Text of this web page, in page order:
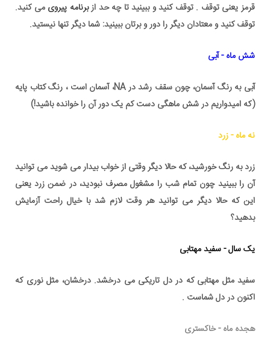
قرمز یعنی توقف . توقف کنید و ببینید تا چه حد ازبرنامه پیروی می کنید.
توقف کنید ومعتادان دیگررا دور و برتان ببینید: شما دیگر تنها نیستید.
شش ماه - آبی
آبی به رنگ آسمان، چونسقف رشد در NA
، آسمان است ، رنگ کتاب پایه
(که امیدواریم در شش ماهگی دست کم یک دور آن را خوانده باشید!)
نه ماه - زرد
زرد به رنگ خورشید، که حالا دیگر وقتی از خواب بیدار می شوید می توانید
آن را ببینید چون تمام شب را مشغول مصرف نبودید، در ضمن زرد یعنی
این که حالا دیگر می توانید هر وقت لازم شد با خیال راحت آزمایش
بدهید؟
یک سال - سفید مهتابی
سفید مثل مهتابی که در دل تاریکی می درخشد. درخشان، مثل نوری که
اکنون در دل شماست .
هجده ماه - خاکستری